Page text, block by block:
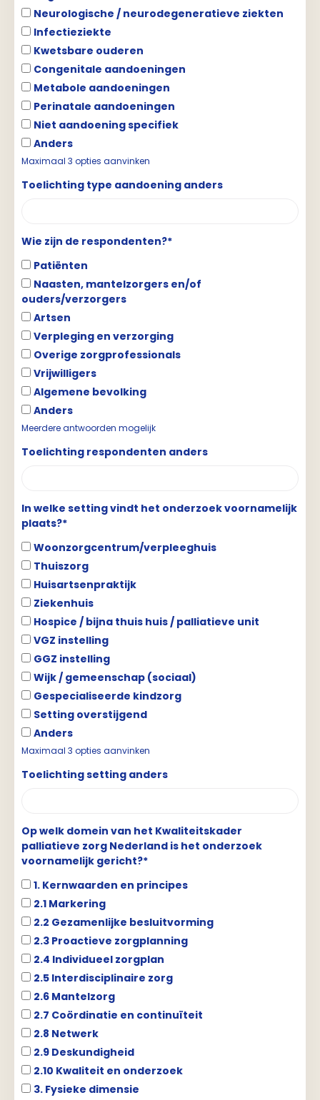
Neurologische / neurodegeneratieve ziekten
Infectieziekte
Kwetsbare ouderen
Congenitale aandoeningen
Metabole aandoeningen
Perinatale aandoeningen
Niet aandoening specifiek
Anders
Maximaal 3 opties aanvinken
Toelichting type aandoening anders
Wie zijn de respondenten?*
Patiënten
Naasten, mantelzorgers en/of
ouders/verzorgers
Artsen
Verpleging en verzorging
Overige zorgprofessionals
Vrijwilligers
Algemene bevolking
Anders
Meerdere antwoorden mogelijk
Toelichting respondenten anders
In welke setting vindt het onderzoek voornamelijk
plaats?*
Woonzorgcentrum/verpleeghuis
Thuiszorg
Huisartsenpraktijk
Ziekenhuis
Hospice / bijna thuis huis / palliatieve unit
VGZ instelling
GGZ instelling
Wijk / gemeenschap (sociaal)
Gespecialiseerde kindzorg
Setting overstijgend
Anders
Maximaal 3 opties aanvinken
Toelichting setting anders
Op welk domein van het Kwaliteitskader
palliatieve zorg Nederland is het onderzoek
voornamelijk gericht?*
1. Kernwaarden en principes
2.1 Markering
2.2 Gezamenlijke besluitvorming
2.3 Proactieve zorgplanning
2.4 Individueel zorgplan
2.5 Interdisciplinaire zorg
2.6 Mantelzorg
2.7 Coördinatie en continuïteit
2.8 Netwerk
2.9 Deskundigheid
2.10 Kwaliteit en onderzoek
3. Fysieke dimensie